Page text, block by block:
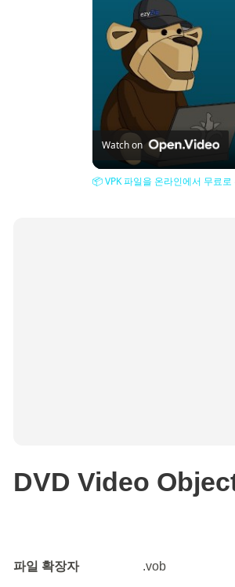
Watch on
📦 VPK 파일을 온라인에서 무료
DVD Video
파일 확장자 .vob